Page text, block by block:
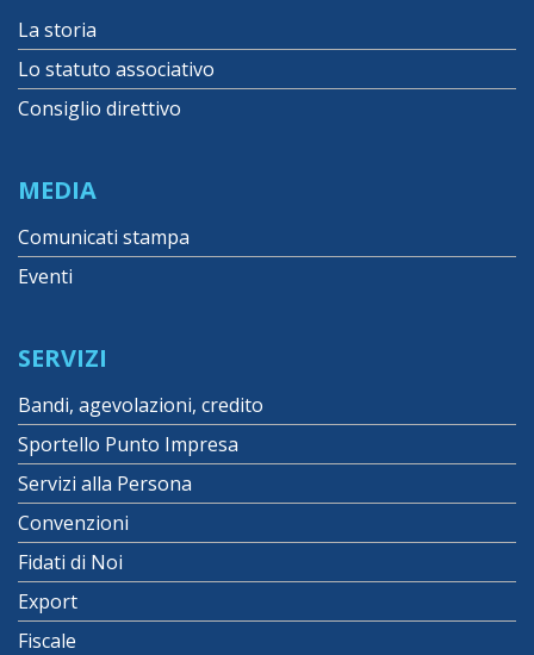
La storia
Lo statuto associativo
Consiglio direttivo
MEDIA
Comunicati stampa
Eventi
SERVIZI
Bandi, agevolazioni, credito
Sportello Punto Impresa
Servizi alla Persona
Convenzioni
Fidati di Noi
Export
Fiscale